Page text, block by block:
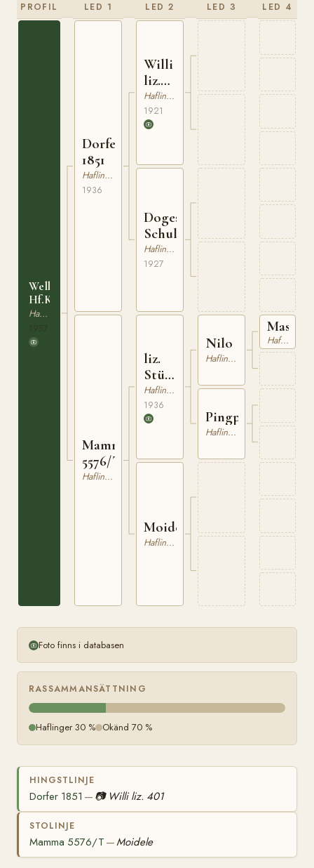
PROFIL
Welkom
Hf.K.1
Haflinger
LED 1
Dorfer
1851
Haflinger
1936
Mamma
5576/T
Haflinger
LED 2
Willi
liz.
401 Haflinger
1921
Dogest-
Schula
Haflinger
1927
liz.
Stürmer
1367Haflinger
1936
Moidele
Haflinger
LED 3
Nilo
Haflinger
Pingpong
Haflinger
LED 4
Haflinger
Foto finns i databasen
RASSAMMANSÄTTNING
Haflinger 30 % Okänd 70 %
HINGSTLINJE
Dorfer 1851 — 📷 Willi liz. 401
STOLINJE
Mamma 5576/T —Moidele